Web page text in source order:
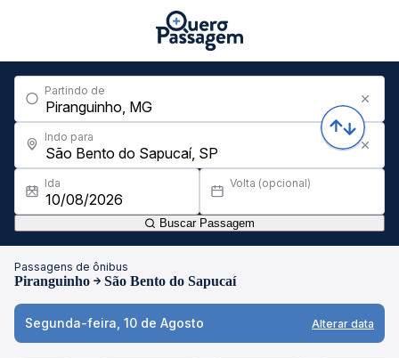
Partindo de
Indo para
Ida Volta (opcional)
Buscar Passagem
Passagens de ônibus
Piranguinho São Bento do Sapucaí
Segunda-feira, 10 de Agosto Alterar data